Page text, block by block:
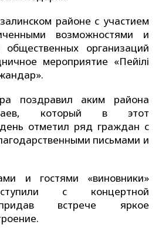
районе с участием
возможностями и
общественных организаций
мероприятие «Пейілі
поздравил аким района
который в этот
отметил ряд граждан с
письмами и
и гостями «виновники»
с концертной
встрече яркое